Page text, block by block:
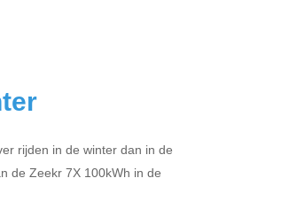
rijden in de winter dan in de
de Zeekr 7X 100kWh in de